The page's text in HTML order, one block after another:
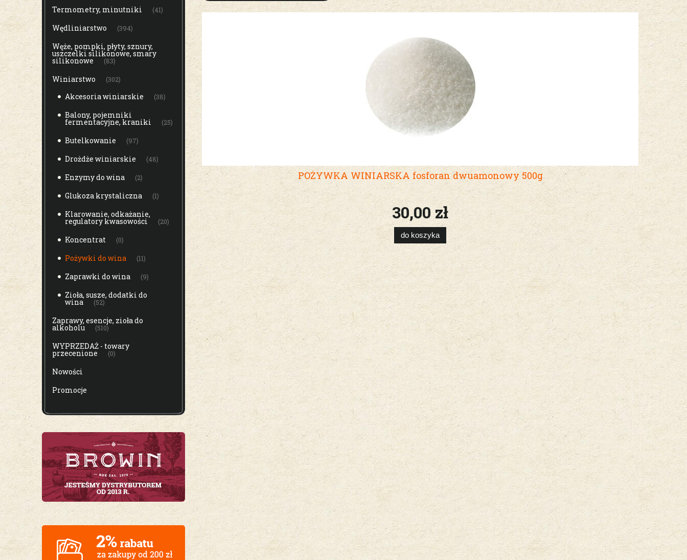
Termometry, minutniki (41)
Wędliniarstwo (394)
Węże, pompki, płyty, sznury,
uszczelki silikonowe, smary
silikonowe (83)
Winiarstwo (302)
Akcesoria winiarskie (38)
Balony, pojemniki
fermentacyjne, kraniki (25)
Butelkowanie (97)
Drożdże winiarskie (48)
Enzymy do wina (2)
Glukoza krystaliczna (1)
Klarowanie, odkażanie,
regulatory kwasowości (20)
Koncentrat (0)
Pożywki do wina (11)
Zaprawki do wina (9)
Zioła, susze, dodatki do
wina (52)
Zaprawy, esencje, zioła do
alkoholu (510)
WYPRZEDAŻ - towary
przecenione (0)
Nowości
Promocje
POŻYWKA WINIARSKA fosforan dwuamonowy 500g
30,00 zł
do koszyka